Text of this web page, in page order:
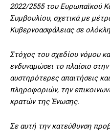
2022/2555 του Ευρωπαϊκού
Συμβουλίου, σχετικά με
Kυβερνοασφάλειας σε
Στόχος του σχεδίου νόμου
ενδυναμώσει το πλαίσιο
αυστηρότερες απαιτήσεις
πληροφοριών, την
κρατών της Ένωσης.
Σε αυτή την κατεύθυνση